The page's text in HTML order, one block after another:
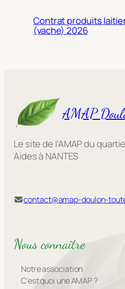
Contrat produits
(vache) 2026
AMAP
Le site de l'AMAP du
Aides à NANTES
contact@amap-doulon-
Nous connaître
Notre association
C’est quoi une AMAP ?